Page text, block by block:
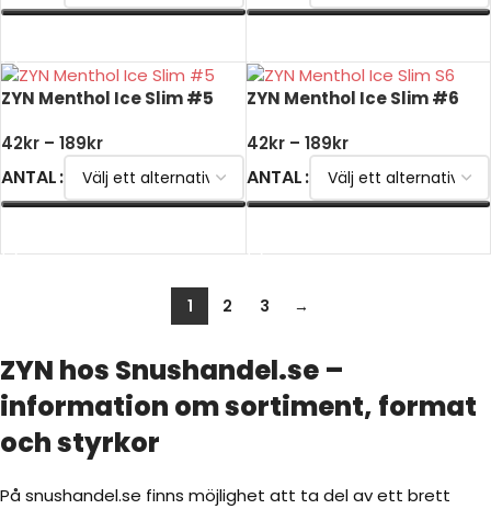
ZYN Menthol Ice Slim #5
42kr – 189kr
ANTAL
ZYN Menthol Ice Slim #6
42kr – 189kr
ANTAL
1 2 3 →
ZYN hos Snushandel.se –
information om sortiment, format
och styrkor
På snushandel.se finns möjlighet att ta del av ett brett